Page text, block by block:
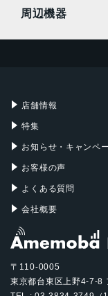
周辺機器
店舗情報
特集
お知らせ・キャンペ
お客様の声
よくある質問
会社概要
〒110-0005
東京都台東区上野4-7-8